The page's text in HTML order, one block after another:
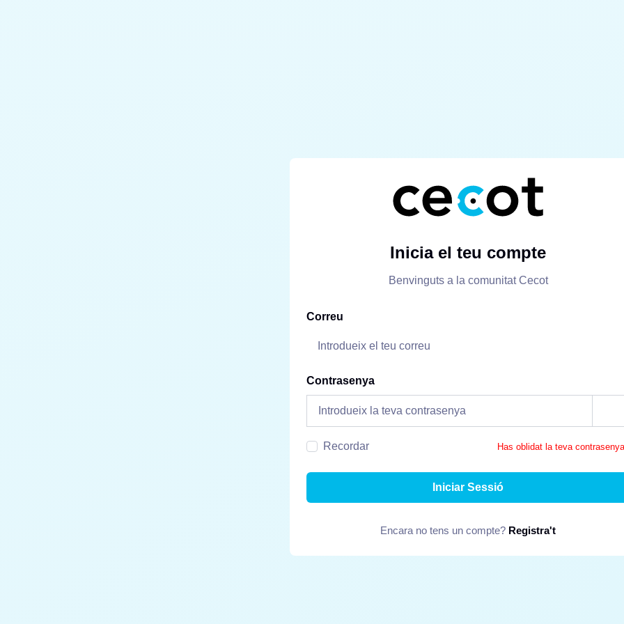
Inicia el teu compte
Benvinguts a la comunitat Cecot
Correu
Contrasenya
Recordar Has oblidat la teva
Iniciar Sessió
Encara no tens un compte? Registra't